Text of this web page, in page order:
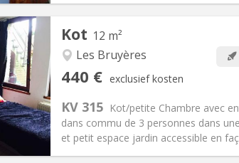
Kot 12 m²
Les Bruyères
440 € exclusief kosten
KV 315 Kot/petite Chambre avec
dans commu de 3 personnes dans
et petit espace jardin accessible en
Inrichting
Badkamer:Privaat
Oppervlakte:12 m2